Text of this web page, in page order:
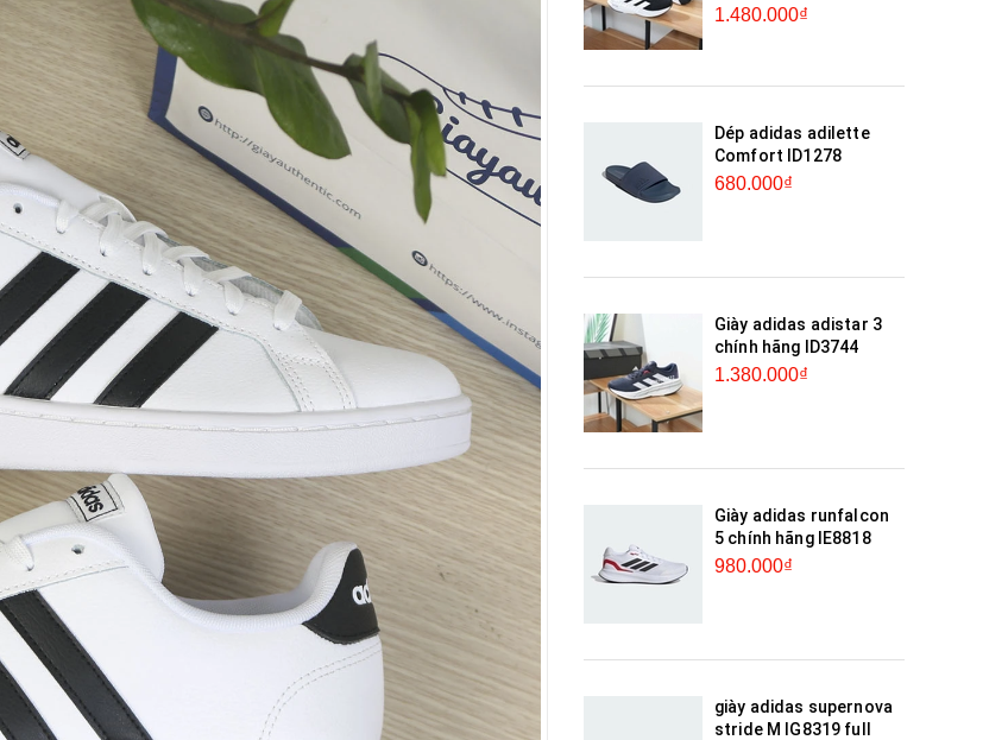
1.480.000₫
Dép adidas adilette
Comfort ID1278
680.000₫
Giày adidas adistar 3
chính hãng ID3744
1.380.000₫
Giày adidas runfalcon
5 chính hãng IE8818
980.000₫
giày adidas supernova
stride M IG8319 full